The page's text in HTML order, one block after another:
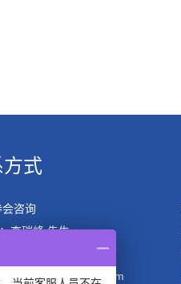
式
咨询
李瑞峰 先生
010-84600658
info@cntigerexpo.com